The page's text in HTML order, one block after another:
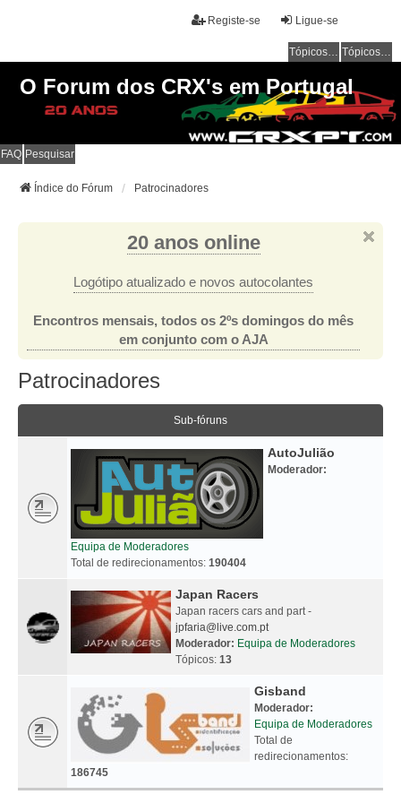
Ligue-se
Registe-se
Tópicos sem resposta Tópicos ativos
O Forum dos CRX's em Portugal
FAQ Pesquisar
Índice do Fórum Patrocinadores
20 anos online
Logótipo atualizado e novos autocolantes
Encontros mensais, todos os 2ºs domingos do mês
em conjunto com o AJA
Patrocinadores
Sub-fóruns
AutoJulião
Moderador:
Equipa de Moderadores
Total de redirecionamentos: 190404
Japan Racers
Japan racers cars and part -
jpfaria@live.com.pt
Moderador: Equipa de Moderadores
Tópicos: 13
Gisband
Moderador:
Equipa de Moderadores
Total de
redirecionamentos:
186745